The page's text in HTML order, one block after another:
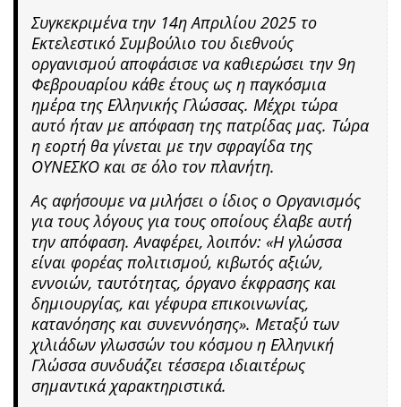
Συγκεκριμένα την 14η Απριλίου 2025 το
Εκτελεστικό Συμβούλιο του διεθνούς
οργανισμού αποφάσισε να καθιερώσει την 9η
Φεβρουαρίου κάθε έτους ως η παγκόσμια
ημέρα της Ελληνικής Γλώσσας. Μέχρι τώρα
αυτό ήταν με απόφαση της πατρίδας μας. Τώρα
η εορτή θα γίνεται με την σφραγίδα της
ΟΥΝΕΣΚΟ και σε όλο τον πλανήτη.
Ας αφήσουμε να μιλήσει ο ίδιος ο Οργανισμός
για τους λόγους για τους οποίους έλαβε αυτή
την απόφαση. Αναφέρει, λοιπόν: «Η γλώσσα
είναι φορέας πολιτισμού, κιβωτός αξιών,
εννοιών, ταυτότητας, όργανο έκφρασης και
δημιουργίας, και γέφυρα επικοινωνίας,
κατανόησης και συνεννόησης». Μεταξύ των
χιλιάδων γλωσσών του κόσμου η Ελληνική
Γλώσσα συνδυάζει τέσσερα ιδιαιτέρως
σημαντικά χαρακτηριστικά.